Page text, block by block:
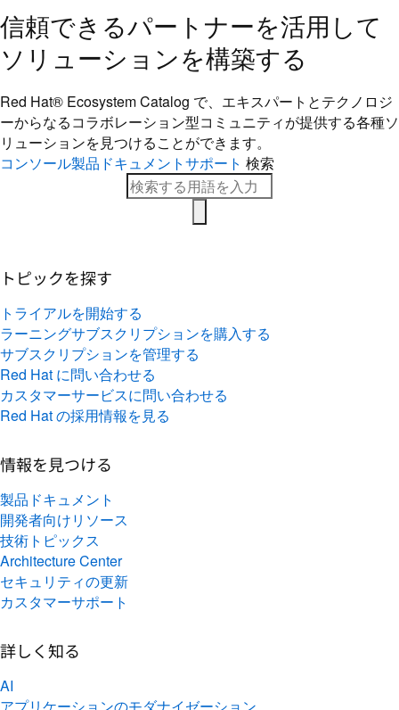
信頼できるパートナーを活用して
ソリューションを構築する
Red Hat® Ecosystem Catalog で、エキスパートとテクノロジ
ーからなるコラボレーション型コミ​ュニティが提供する各種ソ
リューションを見つけることができます。
コンソール製品ドキュメントサポート 検索
トピックを探す
トライアルを開始する
ラーニングサブスクリプションを購入する
サブスクリプションを管理する
Red Hat に問い合わせる
カスタマーサービスに問い合わせる
Red Hat の採用情報を見る
情報を見つける
製品ドキュメント
開発者向けリソース
技術トピックス
Architecture Center
セキュリティの更新
カスタマーサポート
詳しく知る
AI